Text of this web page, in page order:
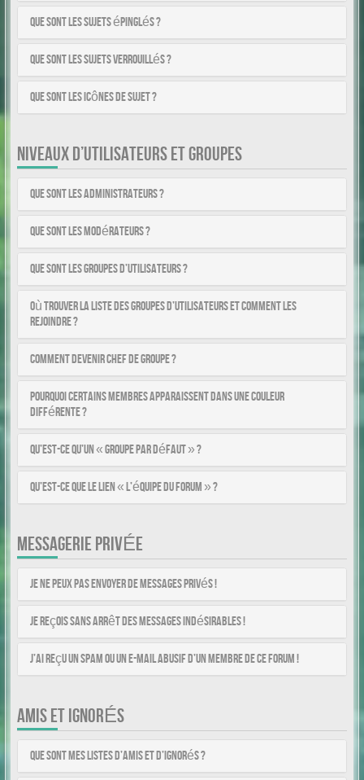
Que sont les sujets épinglés ?
Que sont les sujets verrouillés ?
Que sont les icônes de sujet ?
NIVEAUX D’UTILISATEURS ET GROUPES
Que sont les administrateurs ?
Que sont les modérateurs ?
Que sont les groupes d’utilisateurs ?
Où trouver la liste des groupes d’utilisateurs et comment les
rejoindre ?
Comment devenir chef de groupe ?
Pourquoi certains membres apparaissent dans une couleur
différente ?
Qu’est-ce qu’un « Groupe par défaut » ?
Qu’est-ce que le lien « L’équipe du forum » ?
MESSAGERIE PRIVÉE
Je ne peux pas envoyer de messages privés !
Je reçois sans arrêt des messages indésirables !
J’ai reçu un spam ou un e-mail abusif d’un membre de ce forum !
AMIS ET IGNORÉS
Que sont mes listes d’amis et d’ignorés ?